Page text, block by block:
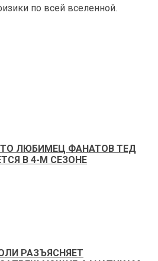
по всей вселенной.
ЛЮБИМЕЦ ФАНАТОВ ТЕД
В 4-М СЕЗОНЕ
РАЗЪЯСНЯЕТ